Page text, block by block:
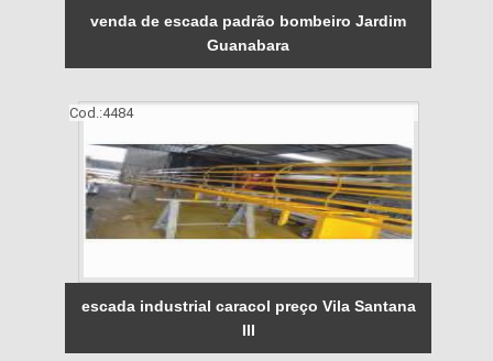
venda de escada padrão bombeiro Jardim
Guanabara
Cod.:4484
escada industrial caracol preço Vila Santana
III